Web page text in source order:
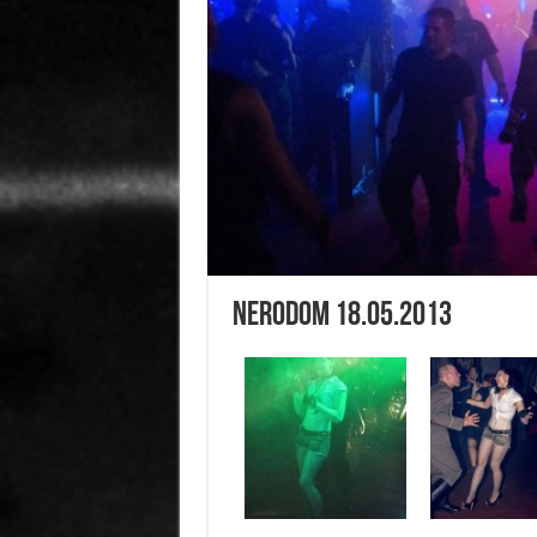
Nerodom 18.05.2013